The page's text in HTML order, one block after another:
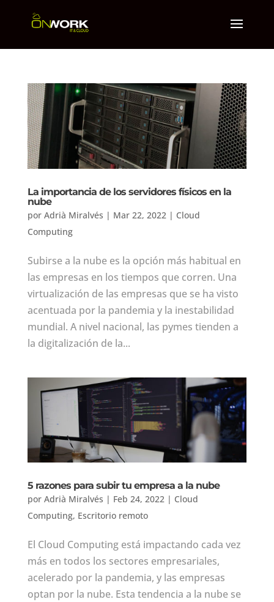
La importancia de los servidores físicos en la
nube
por Adrià Miralvés | Mar 22, 2022 | Cloud
Computing
Subirse a la nube es la opción más habitual en
las empresas en los tiempos que corren. Una
virtualización de las empresas que se ha visto
acentuada por la pandemia y la inestabilidad
mundial. A nivel nacional, las pymes tienden a
la digitalización de la...
5 razones para subir tu empresa a la nube
por Adrià Miralvés | Feb 24, 2022| Cloud
Computing, Escritorio remoto
El Cloud Computing está impactando cada vez
más en todos los sectores empresariales,
acelerado por la pandemia, y las empresas
optan por la nube. Esta tendencia a la nube se